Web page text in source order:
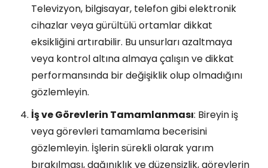
Televizyon, bilgisayar, telefon gibi elektronik
cihazlar veya gürültülü ortamlar dikkat
eksikliğini artırabilir. Bu unsurları azaltmaya
veya kontrol altına almaya çalışın ve dikkat
performansında bir değişiklik olup olmadığını
gözlemleyin.
İş ve Görevlerin Tamamlanması: Bireyin iş
veya görevleri tamamlama becerisini
gözlemleyin. İşlerin sürekli olarak yarım
bırakılması, dağınıklık ve düzensizlik, görevlerin